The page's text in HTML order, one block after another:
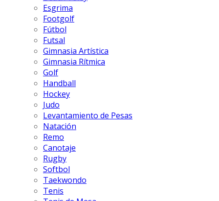
Esgrima
Footgolf
Fútbol
Futsal
Gimnasia Artística
Gimnasia Rítmica
Golf
Handball
Hockey
Judo
Levantamiento de Pesas
Natación
Remo
Canotaje
Rugby
Softbol
Taekwondo
Tenis